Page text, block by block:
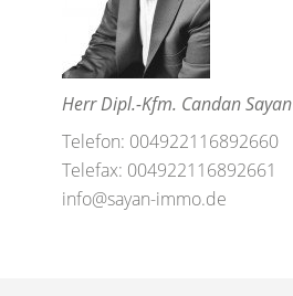
Herr Dipl.-Kfm. Candan Sayan
Telefon: 004922116892660
Telefax: 004922116892661
info@sayan-immo.de